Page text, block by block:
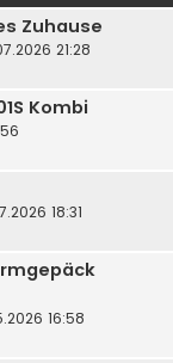
Zuhause
21:28
Kombi
18:31
16:58